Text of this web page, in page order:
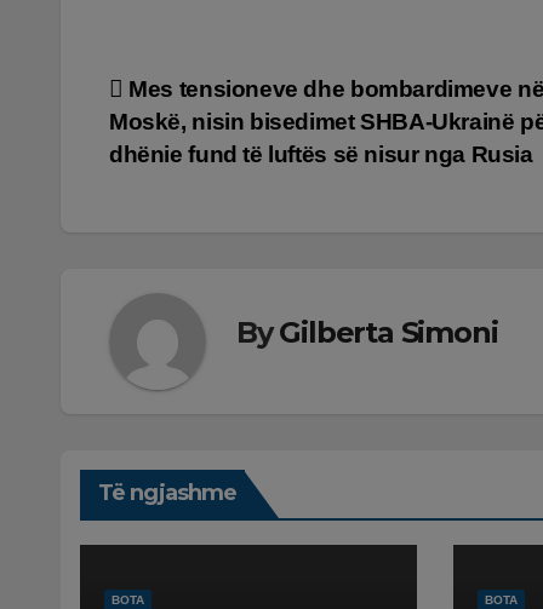
Lëvizje
te
Mes tensioneve dhe bombardimeve në
Moskë, nisin bisedimet SHBA-Ukrainë
dhënie fund të luftës së nisur nga Rusia
ByGilberta Simoni
Të ngjashme
BOTA BOTA